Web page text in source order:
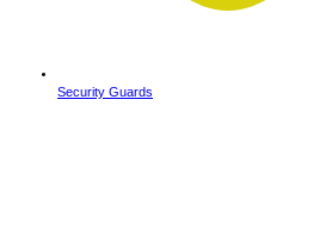
Security Guards